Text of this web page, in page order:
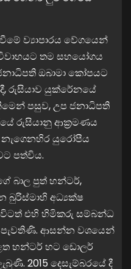
ව්‍යාපාරය වේගයෙන්
තම සහයෝගය
ඔබාමා කෝපයට
රුසියාව යුක්රේනයේ
පසුව, උප ජනාධිපති
රුසියානු ආක‍්‍රමණය
නැගෙනහිර යුරෝපීය
පත්විය.
බාල පුත් හන්ටර්,
බුරිස්මාහි අධ්‍යක්ෂ
එහි හිමිකරු සම්බන්ධ
ආසන්න වශයෙන්
හන්ටර් හට ඩොලර්
2015 දෙසැම්බරයේ දී